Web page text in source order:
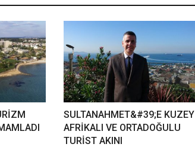
SULTANAHMET&#39;E KUZEY
AFRİKALI VE ORTADOĞULU
TURİST AKINI